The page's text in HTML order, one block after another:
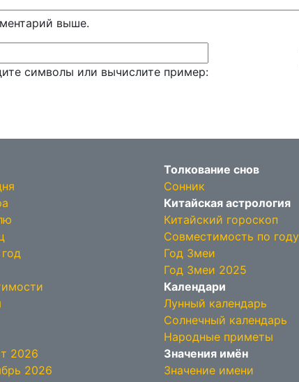
выше.
символы или вычислите пример:
2026
2026
Толкование снов
Сонник
Китайская астрология
Китайский гороскоп
Совместимость по году
Год Змеи
Год Змеи 2025
Календари
Лунный календарь
Солнечный календарь
Народные приметы
Значения имён
Значение имени